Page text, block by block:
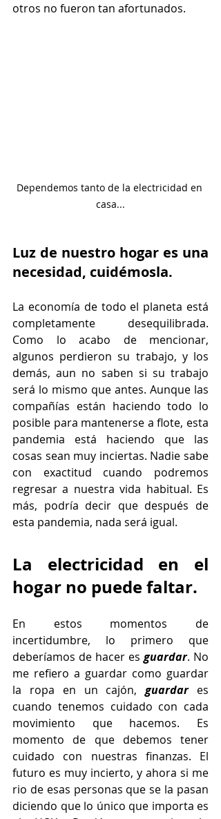
otros no fueron tan afortunados.
Dependemos tanto de la electricidad en
casa...
Luz de nuestro hogar es una
necesidad, cuidémosla.
La economía de todo el planeta está
completamente desequilibrada.
Como lo acabo de mencionar,
algunos perdieron su trabajo, y los
demás, aun no saben si su trabajo
será lo mismo que antes. Aunque las
compañías están haciendo todo lo
posible para mantenerse a flote, esta
pandemia está haciendo que las
cosas sean muy inciertas. Nadie sabe
con exactitud cuando podremos
regresar a nuestra vida habitual. Es
más, podría decir que después de
esta pandemia, nada será igual.
La electricidad en el
hogar no puede faltar.
En estos momentos de
incertidumbre, lo primero que
deberíamos de hacer es guardar. No
me refiero a guardar como guardar
la ropa en un cajón, guardar es
cuando tenemos cuidado con cada
movimiento que hacemos. Es
momento de que debemos tener
cuidado con nuestras finanzas. El
futuro es muy incierto, y ahora si me
rio de esas personas que se la pasan
diciendo que lo único que importa es